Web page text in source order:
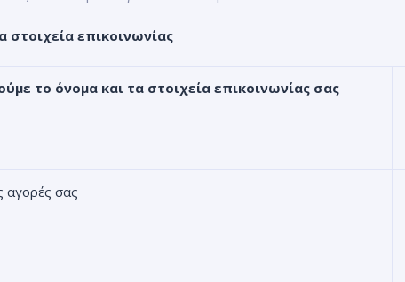
στοιχεία επικοινωνίας
το όνομα και τα στοιχεία επικοινωνίας σας
αγορές σας